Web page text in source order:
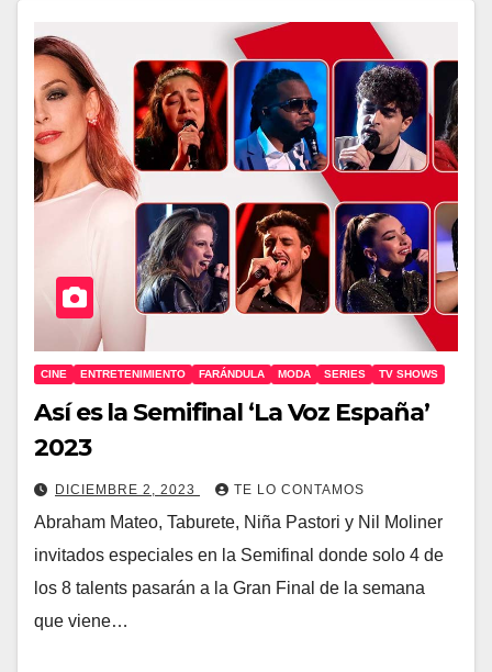
CINE ENTRETENIMIENTO FARÁNDULA MODA SERIES TV SHOWS
Así es la Semifinal ‘La Voz España’
2023
DICIEMBRE 2, 2023 TE LO CONTAMOS
Abraham Mateo, Taburete, Niña Pastori y Nil Moliner
invitados especiales en la Semifinal donde solo 4 de
los 8 talents pasarán a la Gran Final de la semana
que viene…